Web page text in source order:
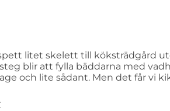
litet skelett till köksträdgård
blir att fylla bäddarna med
och lite sådant. Men det får vi